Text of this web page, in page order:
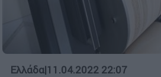
Ελλάδα|11.04.2022 22:07